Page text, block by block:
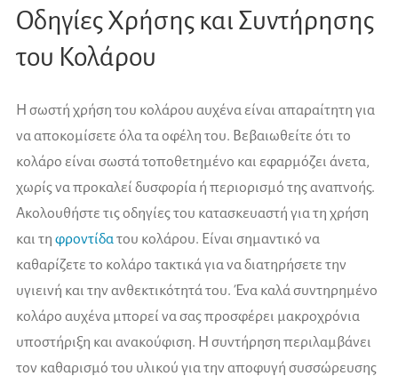
Οδηγίες Χρήσης και Συντήρησης
του Κολάρου
Η σωστή χρήση του κολάρου αυχένα είναι απαραίτητη για
να αποκομίσετε όλα τα οφέλη του. Βεβαιωθείτε ότι το
κολάρο είναι σωστά τοποθετημένο και εφαρμόζει άνετα,
χωρίς να προκαλεί δυσφορία ή περιορισμό της αναπνοής.
Ακολουθήστε τις οδηγίες του κατασκευαστή για τη χρήση
και τη φροντίδα του κολάρου. Είναι σημαντικό να
καθαρίζετε το κολάρο τακτικά για να διατηρήσετε την
υγιεινή και την ανθεκτικότητά του. Ένα καλά συντηρημένο
κολάρο αυχένα μπορεί να σας προσφέρει μακροχρόνια
υποστήριξη και ανακούφιση. Η συντήρηση περιλαμβάνει
τον καθαρισμό του υλικού για την αποφυγή συσσώρευσης